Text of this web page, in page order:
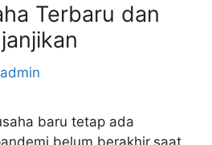
Terbaru dan
admin
baru tetap ada
belum berakhir,saat